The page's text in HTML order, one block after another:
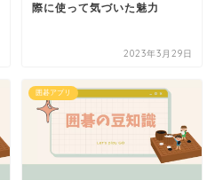
際に使って気づいた魅力
2023年3月29日
囲碁アプリ